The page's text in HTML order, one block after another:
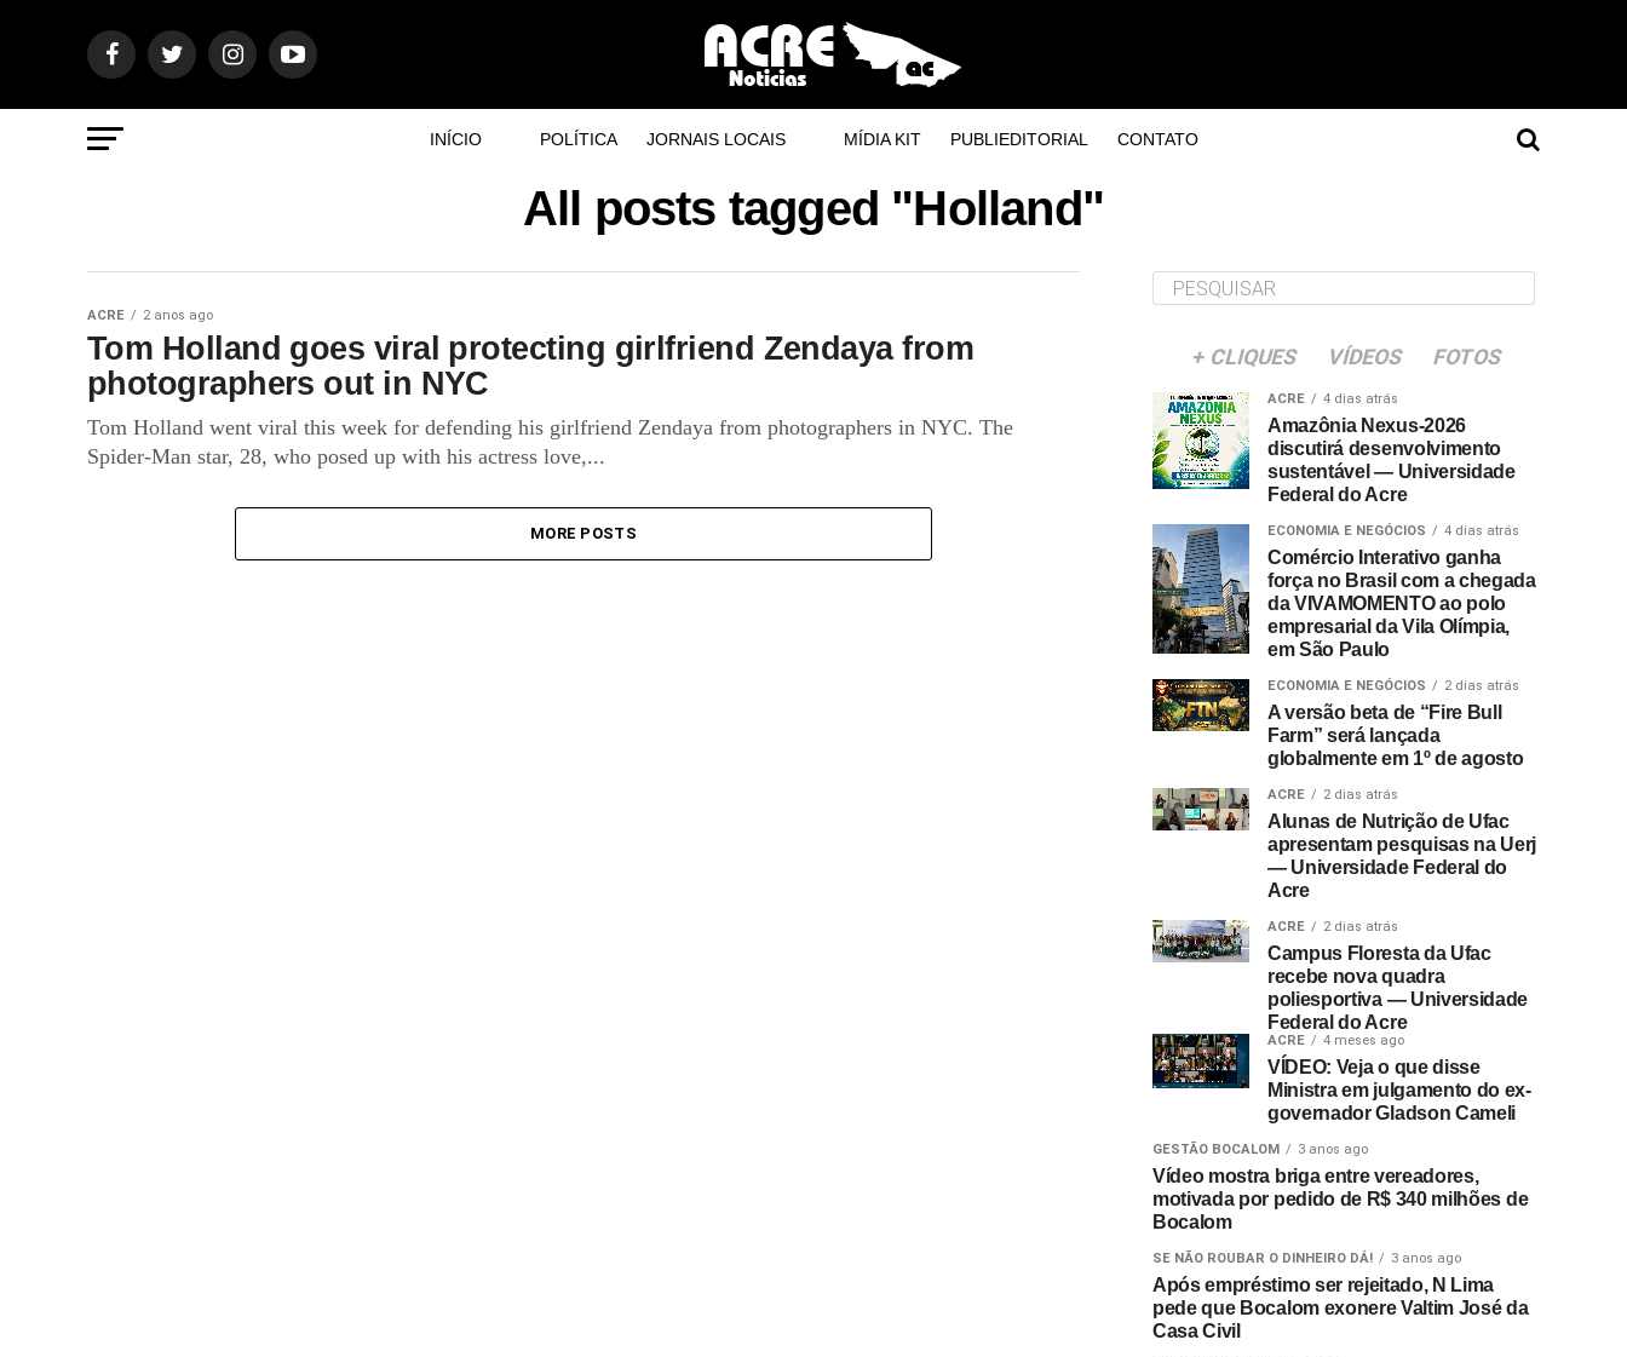
INÍCIO POLÍTICA JORNAIS LOCAIS MÍDIA KIT PUBLIEDITORIAL CONTATO
All posts tagged "Holland"
ACRE 2 anos ago
Tom Holland goes viral protecting girlfriend Zendaya from
photographers out in NYC
Tom Holland went viral this week for defending his girlfriend Zendaya from photographers in NYC. The
Spider-Man star, 28, who posed up with his actress love,...
MORE POSTS
+ CLIQUES VÍDEOS FOTOS
ACRE 4 dias atrás
Amazônia Nexus-2026
discutirá desenvolvimento
sustentável — Universidade
Federal do Acre
ECONOMIA E NEGÓCIOS 4 dias atrás
Comércio Interativo ganha
força no Brasil com a chegada
da VIVAMOMENTO ao polo
empresarial da Vila Olímpia,
em São Paulo
ECONOMIA E NEGÓCIOS 2 dias atrás
A versão beta de “Fire Bull
Farm” será lançada
globalmente em 1º de agosto
ACRE 2 dias atrás
Alunas de Nutrição de Ufac
apresentam pesquisas na Uerj
— Universidade Federal do
Acre
ACRE 2 dias atrás
Campus Floresta da Ufac
recebe nova quadra
poliesportiva — Universidade
Federal do Acre
ACRE 4 meses ago
VÍDEO: Veja o que disse
Ministra em julgamento do ex-
governador Gladson Cameli
GESTÃO BOCALOM 3 anos ago
Vídeo mostra briga entre vereadores,
motivada por pedido de R$ 340 milhões de
Bocalom
SE NÃO ROUBAR O DINHEIRO DÁ! 3 anos ago
Após empréstimo ser rejeitado, N Lima
pede que Bocalom exonere Valtim José da
Casa Civil